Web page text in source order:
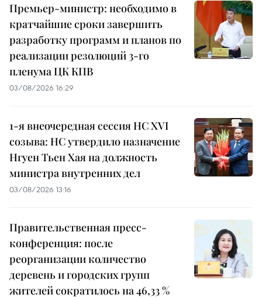
Премьер-министр: необходимо в
кратчайшие сроки завершить
разработку программ и планов по
реализации резолюций 3-го
пленума ЦК КПВ
03/08/2026 16:29
1-я внеочередная сессия НС XVI
созыва: НС утвердило назначение
Нгуен Тьен Хая на должность
министра внутренних дел
03/08/2026 13:16
Правительственная пресс-
конференция: после
реорганизации количество
деревень и городских групп
жителей сократилось на 46,33 %